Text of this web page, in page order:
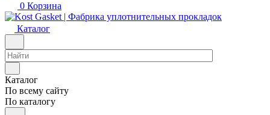
0 Корзина
Каталог
Каталог
По всему сайту
По каталогу